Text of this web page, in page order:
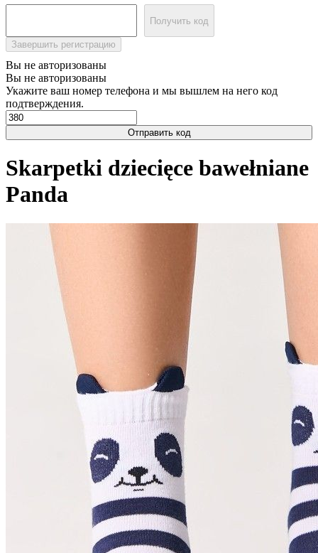
Получить код
Завершить регистрацию
Вы не авторизованы
Вы не авторизованы
Укажите ваш номер телефона и мы вышлем на него код
подтверждения.
Отправить код
Skarpetki dziecięce bawełniane
Panda